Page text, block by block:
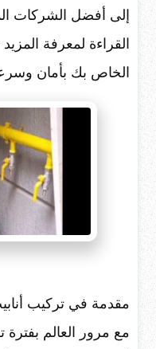
إلى أفضل الشركات
القراءة لمعرفة
الخاص بك بأمان
مقدمة في تركيب
مع مرور العالم بفترة